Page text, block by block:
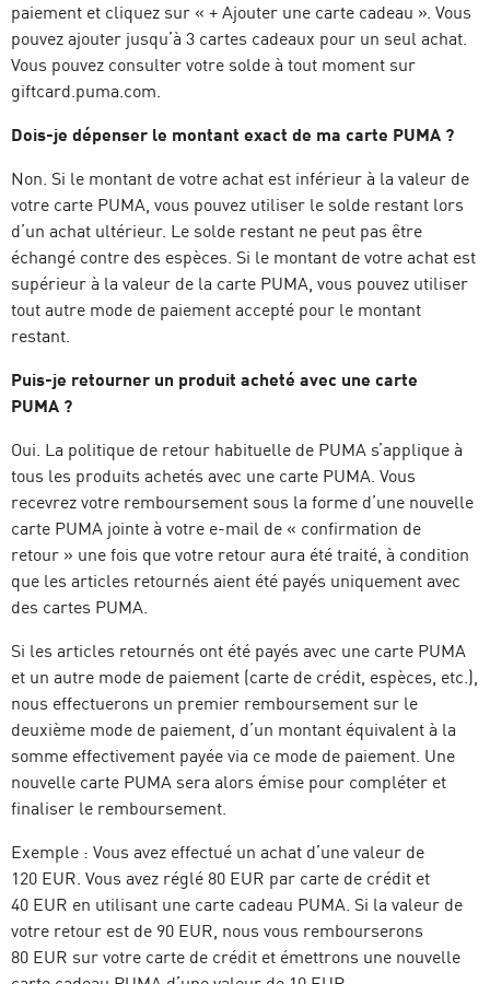
paiement et cliquez sur « + Ajouter une carte cadeau ». Vous
pouvez ajouter jusqu’à 3 cartes cadeaux pour un seul achat.
Vous pouvez consulter votre solde à tout moment sur
giftcard.puma.com.
Dois-je dépenser le montant exact de ma carte PUMA ?
Non. Si le montant de votre achat est inférieur à la valeur de
votre carte PUMA, vous pouvez utiliser le solde restant lors
d’un achat ultérieur. Le solde restant ne peut pas être
échangé contre des espèces. Si le montant de votre achat est
supérieur à la valeur de la carte PUMA, vous pouvez utiliser
tout autre mode de paiement accepté pour le montant
restant.
Puis-je retourner un produit acheté avec une carte
PUMA ?
Oui. La politique de retour habituelle de PUMA s’applique à
tous les produits achetés avec une carte PUMA. Vous
recevrez votre remboursement sous la forme d’une nouvelle
carte PUMA jointe à votre e-mail de « confirmation de
retour » une fois que votre retour aura été traité, à condition
que les articles retournés aient été payés uniquement avec
des cartes PUMA.
Si les articles retournés ont été payés avec une carte PUMA
et un autre mode de paiement (carte de crédit, espèces, etc.),
nous effectuerons un premier remboursement sur le
deuxième mode de paiement, d’un montant équivalent à la
somme effectivement payée via ce mode de paiement. Une
nouvelle carte PUMA sera alors émise pour compléter et
finaliser le remboursement.
Exemple : Vous avez effectué un achat d’une valeur de
120 EUR. Vous avez réglé 80 EUR par carte de crédit et
40 EUR en utilisant une carte cadeau PUMA. Si la valeur de
votre retour est de 90 EUR, nous vous rembourserons
80 EUR sur votre carte de crédit et émettrons une nouvelle